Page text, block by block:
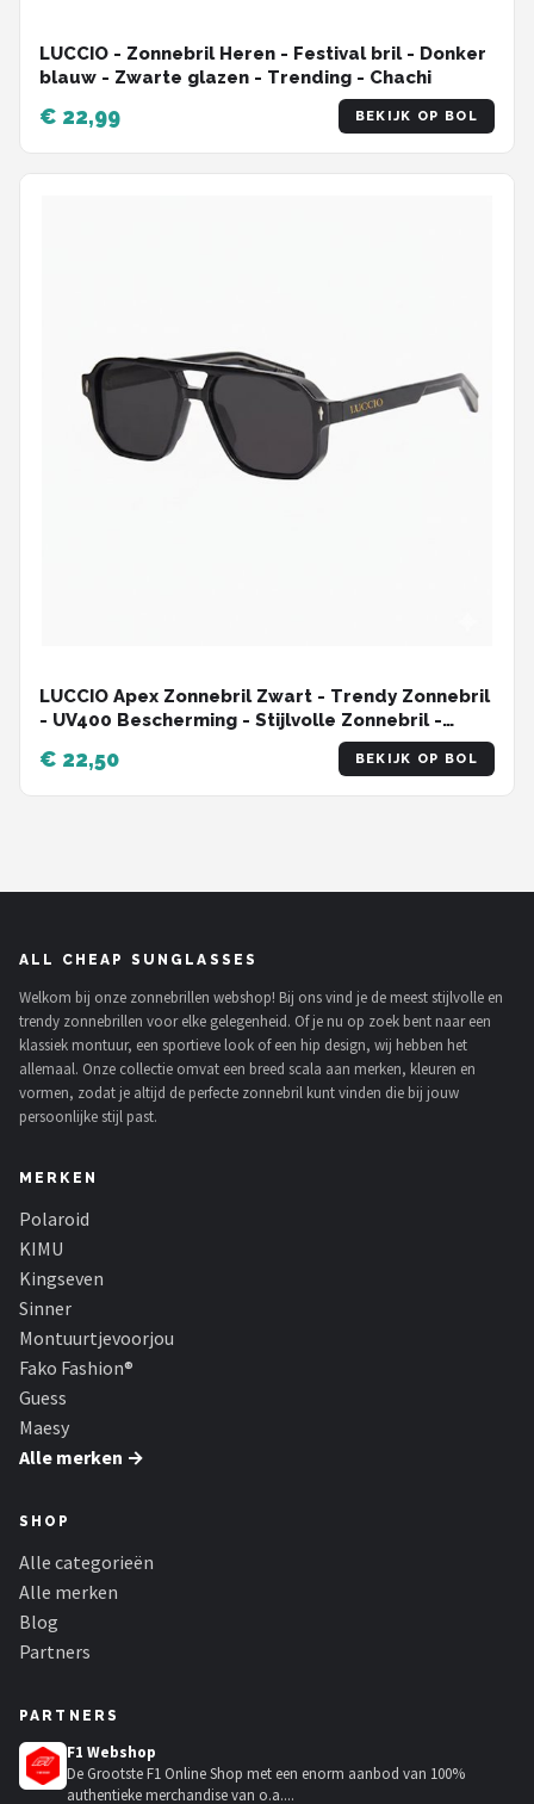
LUCCIO - Zonnebril Heren - Festival bril - Donker
blauw - Zwarte glazen - Trending - Chachi
€ 22,99 BEKIJK OP BOL
LUCCIO Apex Zonnebril Zwart - Trendy Zonnebril
- UV400 Bescherming - Stijlvolle Zonnebril -
€ 22,50 BEKIJK OP BOL
ALL CHEAP SUNGLASSES
Welkom bij onze zonnebrillen webshop! Bij ons vind je de meest stijlvolle en
trendy zonnebrillen voor elke gelegenheid. Of je nu op zoek bent naar een
klassiek montuur, een sportieve look of een hip design, wij hebben het
allemaal. Onze collectie omvat een breed scala aan merken, kleuren en
vormen, zodat je altijd de perfecte zonnebril kunt vinden die bij jouw
persoonlijke stijl past.
MERKEN
Polaroid
KIMU
Kingseven
Sinner
Montuurtjevoorjou
Fako Fashion®
Guess
Maesy
Alle merken →
SHOP
Alle categorieën
Alle merken
Blog
Partners
PARTNERS
F1 Webshop
De Grootste F1 Online Shop met een enorm aanbod van 100%
authentieke merchandise van o.a....